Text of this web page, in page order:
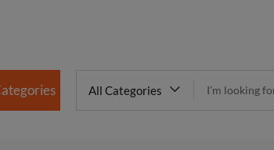
All Categories